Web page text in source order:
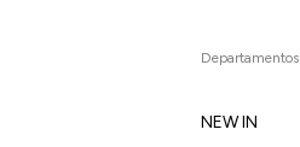
Departamentos
NEW IN